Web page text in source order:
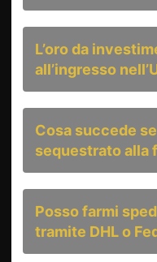
L’oro da
all’ingresso
Cosa succede
sequestrato alla
Posso farmi
tramite DHL o